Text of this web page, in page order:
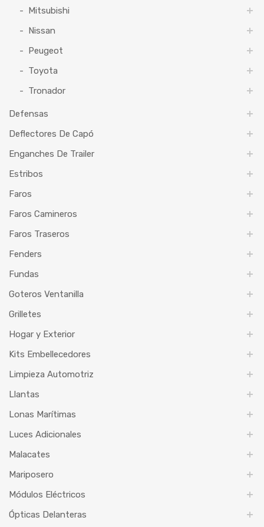
Mitsubishi
Nissan
Peugeot
Toyota
Tronador
Defensas
Deflectores De Capó
Enganches De Trailer
Estribos
Faros
Faros Camineros
Faros Traseros
Fenders
Fundas
Goteros Ventanilla
Grilletes
Hogar y Exterior
Kits Embellecedores
Limpieza Automotriz
Llantas
Lonas Marítimas
Luces Adicionales
Malacates
Mariposero
Módulos Eléctricos
Ópticas Delanteras